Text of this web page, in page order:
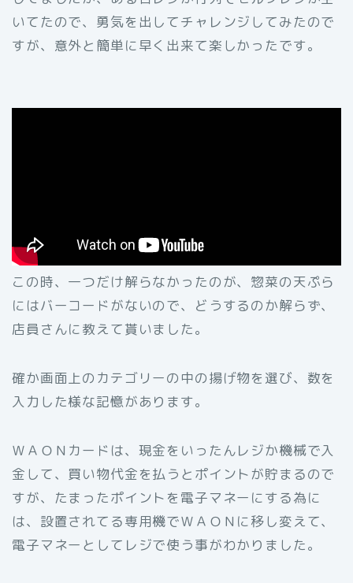
いてたので、勇気を出してチャレンジしてみたので
すが、意外と簡単に早く出来て楽しかったです。
この時、一つだけ解らなかったのが、惣菜の天ぷら
にはバーコードがないので、どうするのか解らず、
店員さんに教えて貰いました。
確か画面上のカテゴリーの中の揚げ物を選び、数を
入力した様な記憶があります。
ＷＡＯＮカードは、現金をいったんレジか機械で入
金して、買い物代金を払うとポイントが貯まるので
すが、たまったポイントを電子マネーにする為に
は、設置されてる専用機でＷＡＯＮに移し変えて、
電子マネーとしてレジで使う事がわかりました。